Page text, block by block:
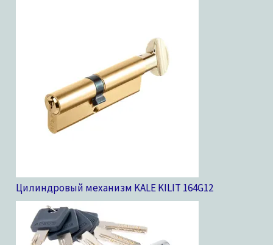
Цилиндровый механизм KALE KILIT 164G12